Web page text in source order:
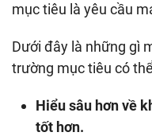
mục tiêu là yêu cầu
Dưới đây là những gì
trường mục tiêu có
Hiểu sâu hơn về
tốt hơn.